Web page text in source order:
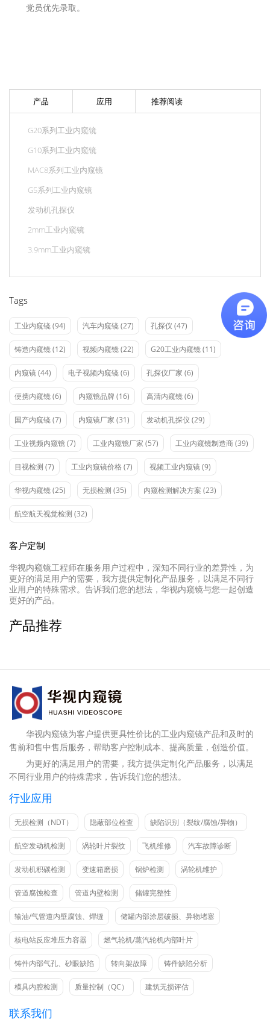
党员优先录取。
产品 应用 推荐阅读
G20系列工业内窥镜
G10系列工业内窥镜
MAC8系列工业内窥镜
G5系列工业内窥镜
发动机孔探仪
2mm工业内窥镜
3.9mm工业内窥镜
Tags
工业内窥镜(94) 汽车内窥镜(27) 孔探仪 (47)
铸造内窥镜(12) 视频内窥镜(22) G20工业内窥镜(11)
内窥镜(44) 电子视频内窥镜(6) 孔探仪厂家 (6)
便携内窥镜(6) 内窥镜品牌(16) 高清内窥镜(6)
国产内窥镜(7) 内窥镜厂家 (31) 发动机孔探仪 (29)
工业视频内窥镜(7) 工业内窥镜厂家 (57) 工业内窥镜制造商(39)
目视检测 (7) 工业内窥镜价格 (7) 视频工业内窥镜(9)
华视内窥镜(25) 无损检测 (35) 内窥检测解决方案 (23)
航空航天视觉检测 (32)
客户定制
华视内窥镜工程师在服务用户过程中，深知不同行业的差异性，为
更好的满足用户的需要，我方提供定制化产品服务，以满足不同行
业用户的特殊需求。告诉我们您的想法，华视内窥镜与您一起创造
更好的产品。
产品推荐
华视内窥镜为客户提供更具性价比的工业内窥镜产品和及时的
售前和售中售后服务，帮助客户控制成本、提高质量，创造价值。
为更好的满足用户的需要，我方提供定制化产品服务，以满足
不同行业用户的特殊需求，告诉我们您的想法。
行业应用
无损检测（NDT） 隐蔽部位检查 缺陷识别（裂纹/腐蚀/异物）
航空发动机检测 涡轮叶片裂纹 飞机维修 汽车故障诊断
发动机积碳检测 变速箱磨损 锅炉检测 涡轮机维护
管道腐蚀检查 管道内壁检测 储罐完整性
输油/气管道内壁腐蚀、焊缝 储罐内部涂层破损、异物堵塞
核电站反应堆压力容器 燃气轮机/蒸汽轮机内部叶片
铸件内部气孔、砂眼缺陷 转向架故障 铸件缺陷分析
模具内腔检测 质量控制（QC） 建筑无损评估
联系我们